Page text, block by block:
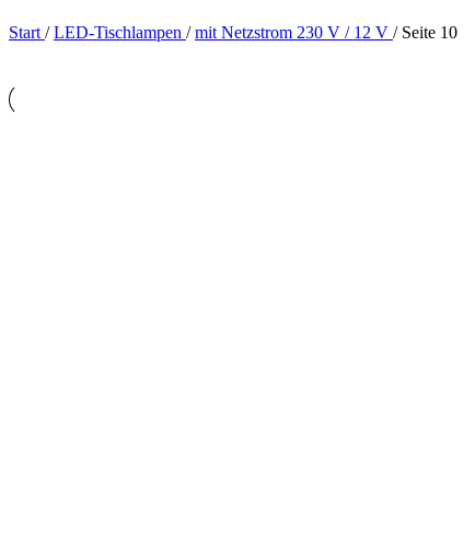
Start / LED-Tischlampen / mit Netzstrom 230 V / 12 V / Seite 10